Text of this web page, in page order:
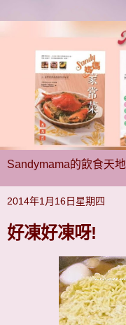
Sandymama的飲食天地
2014年1月16日星期四
好凍好凍呀!